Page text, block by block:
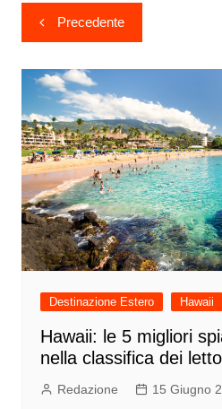
Navigazione
articoli
Precedente
Destinazione Estero Hawaii
Hawaii: le 5 migliori
nella classifica dei
Redazione 15 Giugno